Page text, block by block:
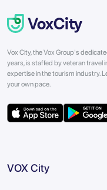
Vox City, the Vox Group's
years, is staffed by veteran travel
expertise in the tourism industry.
your own pace.
VOX City